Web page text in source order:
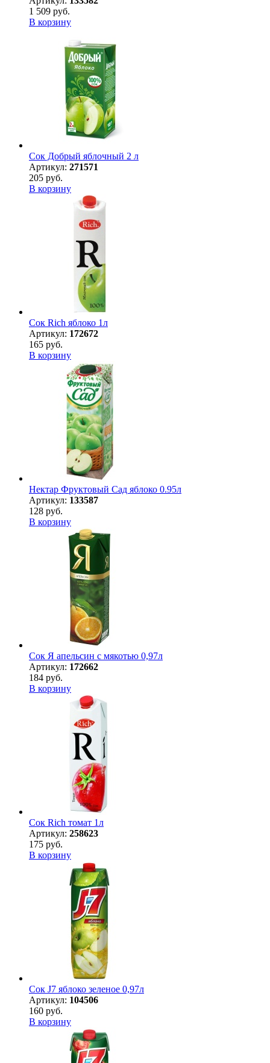
1 509 руб.
В корзину
Сок Добрый яблочный 2 л
Артикул: 271571
205 руб.
В корзину
Сок Rich яблоко 1л
Артикул: 172672
165 руб.
В корзину
Нектар Фруктовый Сад яблоко 0.95л
Артикул: 133587
128 руб.
В корзину
Сок Я апельсин с мякотью 0,97л
Артикул: 172662
184 руб.
В корзину
Сок Rich томат 1л
Артикул: 258623
175 руб.
В корзину
Сок J7 яблоко зеленое 0,97л
Артикул: 104506
160 руб.
В корзину